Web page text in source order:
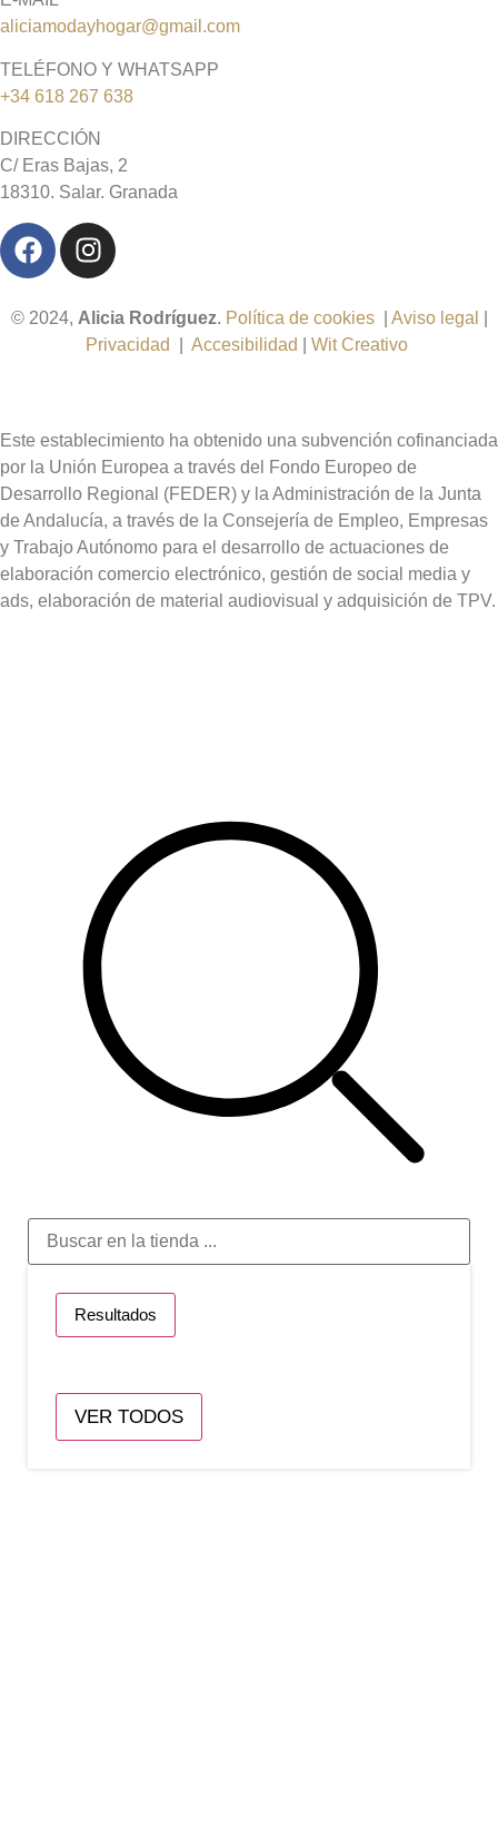
aliciamodayhogar@gmail.com
TELÉFONO Y WHATSAPP
+34 618 267 638
DIRECCIÓN
C/ Eras Bajas, 2
18310. Salar. Granada
© 2024, Alicia Rodríguez. Política de cookies| Aviso legal
Privacidad
Accesibilidad Wit Creativo
Este establecimiento ha obtenido una subvención cofinanciada
por la Unión Europea a través del Fondo Europeo de
Desarrollo Regional (FEDER) y la Administración de la Junta
de Andalucía, a través de la Consejería de Empleo, Empresas
y Trabajo Autónomo para el desarrollo de actuaciones de
elaboración comercio electrónico, gestión de social media y
ads, elaboración de material audiovisual y adquisición de TPV.
Resultados
VER TODOS